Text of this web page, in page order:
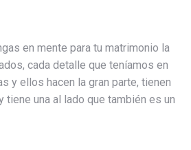
en mente para tu matrimonio la
cada detalle que teníamos en
y ellos hacen la gran parte, tienen
una al lado que también es un